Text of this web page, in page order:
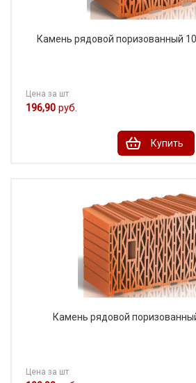
Камень рядовой поризованный
Цена за шт.
196,90 руб.
Купить
Камень рядовой
Цена за шт.